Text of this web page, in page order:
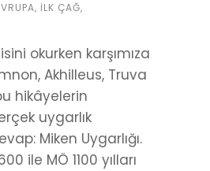
, İLK ÇAĞ,
okurken karşımıza
Akhilleus, Truva
hikâyelerin
uygarlık
Miken Uygarlığı.
ile MÖ 1100 yılları